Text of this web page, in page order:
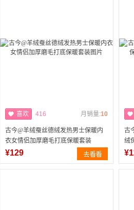
喜欢 416 月销量:10
古今@羊绒蚕丝德绒发热男士保暖内
衣女情侣加厚磨毛打底保暖套装
¥129
古
绒